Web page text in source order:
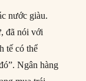
nước giàu.
đã nói với
tế có thể
Ngân hàng